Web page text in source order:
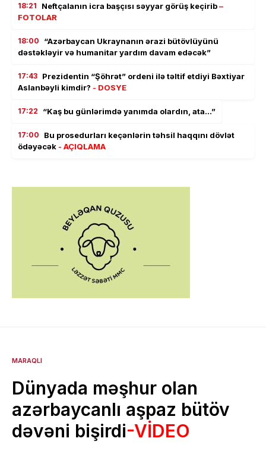
18:21 Neftçalanın icra başçısı səyyar görüş keçirib–
FOTOLAR
18:00
“Azərbaycan Ukraynanın ərazi bütövlüyünü
dəstəkləyir və humanitar yardım davam edəcək”
17:43 Prezidentin “Şöhrət” ordeni ilə təltif etdiyi Bəxtiyar
Aslanbəyli kimdir? - DOSYE
17:22 “Kaş bu günlərimdə yanımda olardın, ata…”
17:00
Bu prosedurları keçənlərin təhsil haqqını dövlət
ödəyəcək - AÇIQLAMA
MARAQLI
Dünyada məşhur olan
azərbaycanlı aşpaz bütöv
dəvəni bişirdi-VİDEO